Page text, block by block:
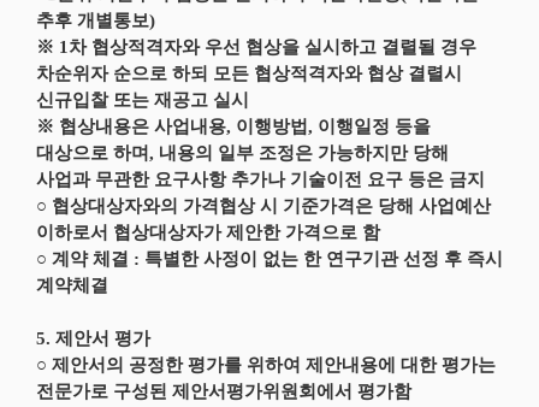
추후 개별통보)
※ 1차 협상적격자와 우선 협상을 실시하고 결렬될 경우
차순위자 순으로 하되 모든 협상적격자와 협상 결렬시
신규입찰 또는 재공고 실시
※ 협상내용은 사업내용, 이행방법, 이행일정 등을
대상으로 하며, 내용의 일부 조정은 가능하지만 당해
사업과 무관한 요구사항 추가나 기술이전 요구 등은 금지
○ 협상대상자와의 가격협상 시 기준가격은 당해 사업예산
이하로서 협상대상자가 제안한 가격으로 함
○ 계약 체결 : 특별한 사정이 없는 한 연구기관 선정 후 즉시
계약체결
5. 제안서 평가
○ 제안서의 공정한 평가를 위하여 제안내용에 대한 평가는
전문가로 구성된 제안서평가위원회에서 평가함